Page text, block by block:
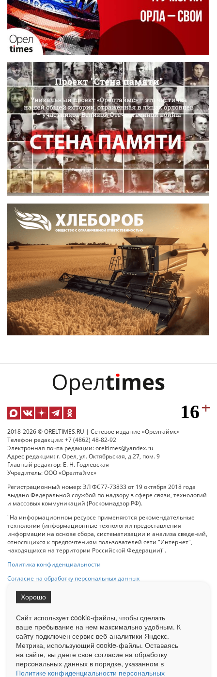
2018-2026 © ORELTIMES.RU | Сетевое издание «Орелтаймс»
Телефон редакции: +7 (4862) 48-82-92
Электронная почта редакции: oreltimes@yandex.ru
Адрес редакции: г. Орел, ул. Октябрьская, д.27, пом. 9
Главный редактор: Е. Н. Годлевская
Учредитель: ООО «Орелтаймс»
Регистрационный номер: ЭЛ ФС77-73833 от 19 октября 2018 года
выдано Федеральной службой по надзору в сфере связи, технологий
и массовых коммуникаций (Роскомнадзор РФ).
"На информационном ресурсе применяются рекомендательные
технологии (информационные технологии предоставления
информации на основе сбора, систематизации и анализа сведений,
относящихся к предпочтениям пользователей сети "Интернет",
находящихся на территории Российской Федерации)".
Политика конфиденциальности
Согласие на обработку персональных данных
на Сетевое издание «ОрелТаймс» обязательна.
Ограниченная статистика посещаемости доступна на сайте
Liveinternet.ru . Подробная статистика для рекламодателей по запросу
у менеджера.
Реклама Документы О нас Контакты
Сайт использует cookie-файлы, чтобы сделать
ваше пребывание на нем максимально удобным. К
cайту подключен сервис веб-аналитики Яндекс.
Метрика, использующий cookie-файлы. Оставаясь
на сайте, вы даете свое согласие на обработку
персональных данных в порядке, указанном в
Политике конфиденциальности персональных
Хорошо